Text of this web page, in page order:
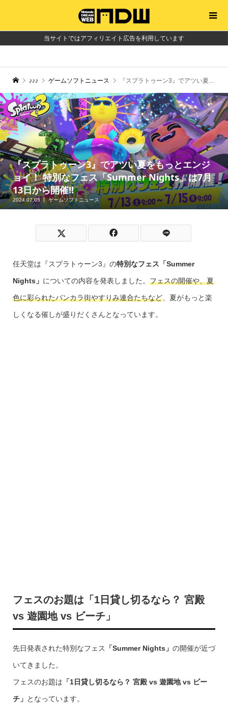
当サイトではアフィリエイト広告を利用しています
♪♪♪ ゲームソフトニュース 『スプラトゥーン3』でアツい夏をもっとエンジョイ！ 特別なフェス「Summer Nights」は7月13日から開催!!
『スプラトゥーン3』でアツい夏をもっとエンジ
ョイ！ 特別なフェス「Summer Nights」は7月
13日から開催!!
2024.07.05 ゲームソフトニュース
任天堂は『スプラトゥーン3』の特別なフェス「Summer
Nights」 についての内容を発表しました。 フェスの開催や、夏
色に彩られたバンカラ街やすりみ連合たちなど、夏がもっと楽
しくなる催しが盛りだくさんとなっています。
フェスのお題は「1日貸し切るなら？ 宮殿
vs 遊園地 vs ビーチ」
先日発表された特別なフェス 「Summer Nights」 の開催が近づ
いてきました。
フェスのお題は 「1日貸し切るなら？ 宮殿 vs 遊園地 vs ビー
チ」 となっています。